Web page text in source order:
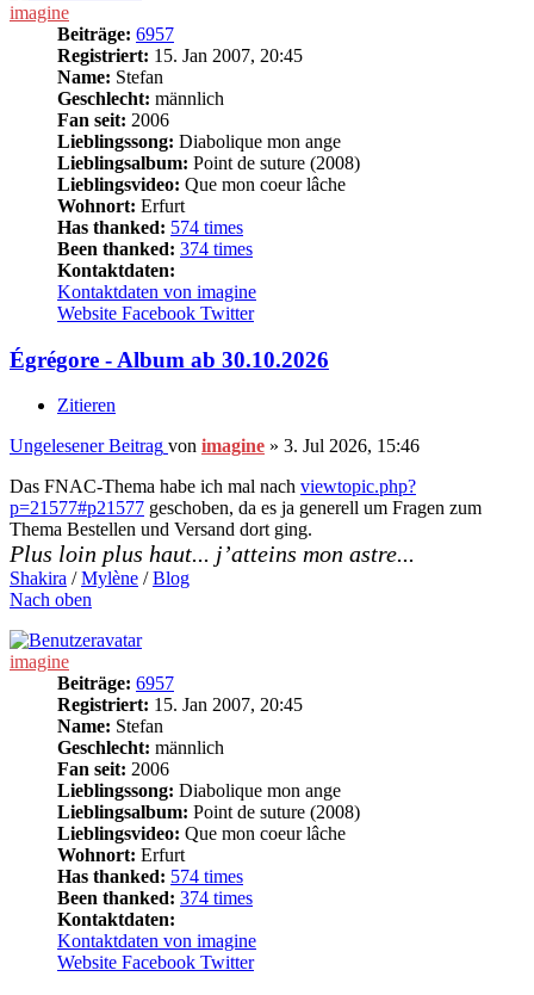
imagine
Beiträge: 6957
Registriert: 15. Jan 2007, 20:45
Name: Stefan
Geschlecht: männlich
Fan seit: 2006
Lieblingssong: Diabolique mon ange
Lieblingsalbum: Point de suture (2008)
Lieblingsvideo: Que mon coeur lâche
Wohnort: Erfurt
Has thanked: 574 times
Been thanked: 374 times
Kontaktdaten:
Kontaktdaten von imagine
Website Facebook Twitter
Égrégore - Album ab 30.10.2026
Zitieren
Ungelesener Beitrag von imagine » 3. Jul 2026, 15:46
Das FNAC-Thema habe ich mal nach viewtopic.php?
p=21577#p21577 geschoben, da es ja generell um Fragen zum
Thema Bestellen und Versand dort ging.
Plus loin plus haut... j’atteins mon astre...
Shakira /Mylène /Blog
Nach oben
imagine
Beiträge: 6957
Registriert: 15. Jan 2007, 20:45
Name: Stefan
Geschlecht: männlich
Fan seit: 2006
Lieblingssong: Diabolique mon ange
Lieblingsalbum: Point de suture (2008)
Lieblingsvideo: Que mon coeur lâche
Wohnort: Erfurt
Has thanked: 574 times
Been thanked: 374 times
Kontaktdaten:
Kontaktdaten von imagine
Website Facebook Twitter